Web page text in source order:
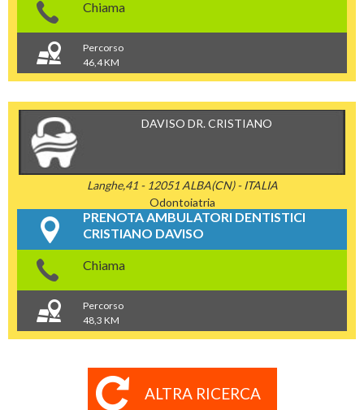
Chiama
Percorso
46,4 KM
DAVISO DR. CRISTIANO
Langhe,41 - 12051 ALBA(CN) - ITALIA
Odontoiatria
PRENOTA AMBULATORI DENTISTICI
CRISTIANO DAVISO
Chiama
Percorso
48,3 KM
ALTRA RICERCA